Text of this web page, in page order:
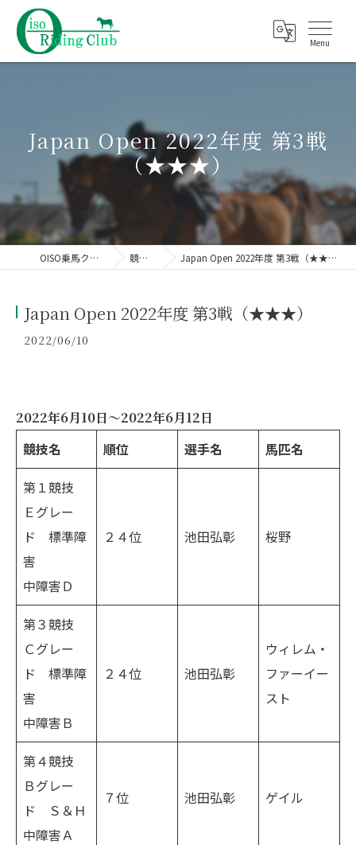
Japan Open 2022年度 第3戦
（★★★）
OISO乗馬クラブ 競技会 Japan Open 2022年度 第3戦（★★★）
Japan Open 2022年度 第3戦（★★★）
2022/06/10
2022年6月10日～2022年6月12日
競技名 順位 選手名
馬匹名
第１競技
Ｅグレー
ド 標準障
害
中障害Ｄ
２４位 池田弘彰 桜野
第３競技
Ｃグレー
ド 標準障
害
中障害Ｂ
２４位 池田弘彰
ウィレム・
ファーイー
スト
第４競技
Ｂグレー
ド Ｓ＆Ｈ
中障害Ａ
７位 池田弘彰 ゲイル